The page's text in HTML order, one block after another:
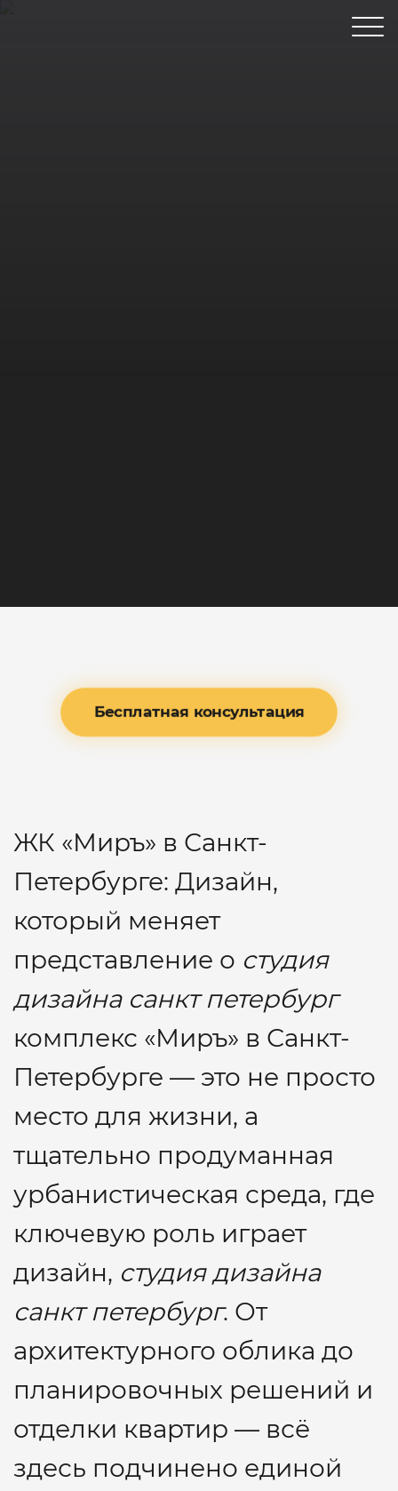
Бесплатная консультация
ЖК «Миръ» в Санкт-
Петербурге: Дизайн,
который меняет
представление о студия
дизайна санкт петербург
комплекс «Миръ» в Санкт-
Петербурге — это не просто
место для жизни, а
тщательно продуманная
урбанистическая среда, где
ключевую роль играет
дизайн, студия дизайна
санкт петербург. От
архитектурного облика до
планировочных решений и
отделки квартир — всё
здесь подчинено единой